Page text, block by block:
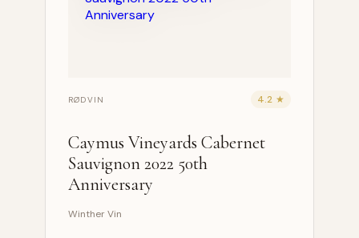
RØDVIN 4.2 ★
Caymus Vineyards Cabernet
Sauvignon 2022 50th
Anniversary
Winther Vin